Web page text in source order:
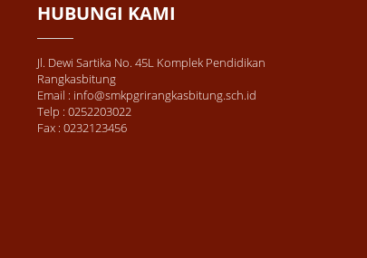
HUBUNGI KAMI
Jl. Dewi Sartika No. 45L Komplek Pendidikan
Rangkasbitung
Email : info@smkpgrirangkasbitung.sch.id
Telp : 0252203022
Fax : 0232123456